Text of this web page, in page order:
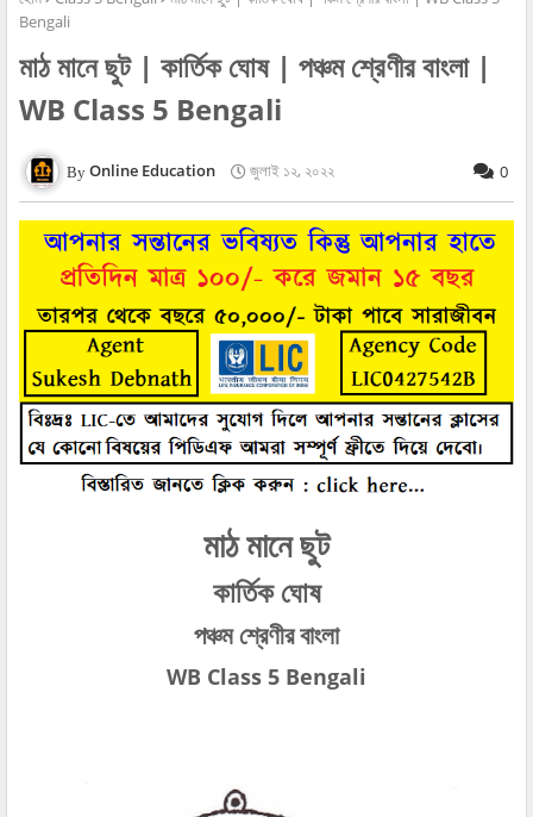
Bengali
মাঠ মানে ছুট | কার্তিক ঘোষ | পঞ্চম শ্রেণীর বাংলা |
WB Class 5 Bengali
Online Education জুলাই ১২, ২০২২ 0
মাঠ মানে ছুট
কার্তিক ঘোষ
পঞ্চম শ্রেণীর বাংলা
WB Class 5 Bengali